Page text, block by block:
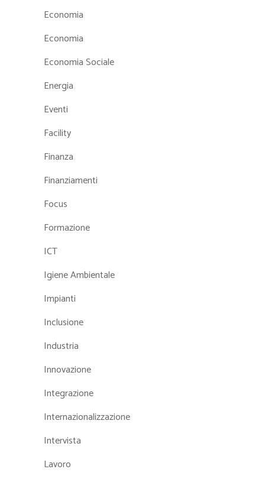
Economia
Economia
Economia Sociale
Energia
Eventi
Facility
Finanza
Finanziamenti
Focus
Formazione
ICT
Igiene Ambientale
Impianti
Inclusione
Industria
Innovazione
Integrazione
Internazionalizzazione
Intervista
Lavoro